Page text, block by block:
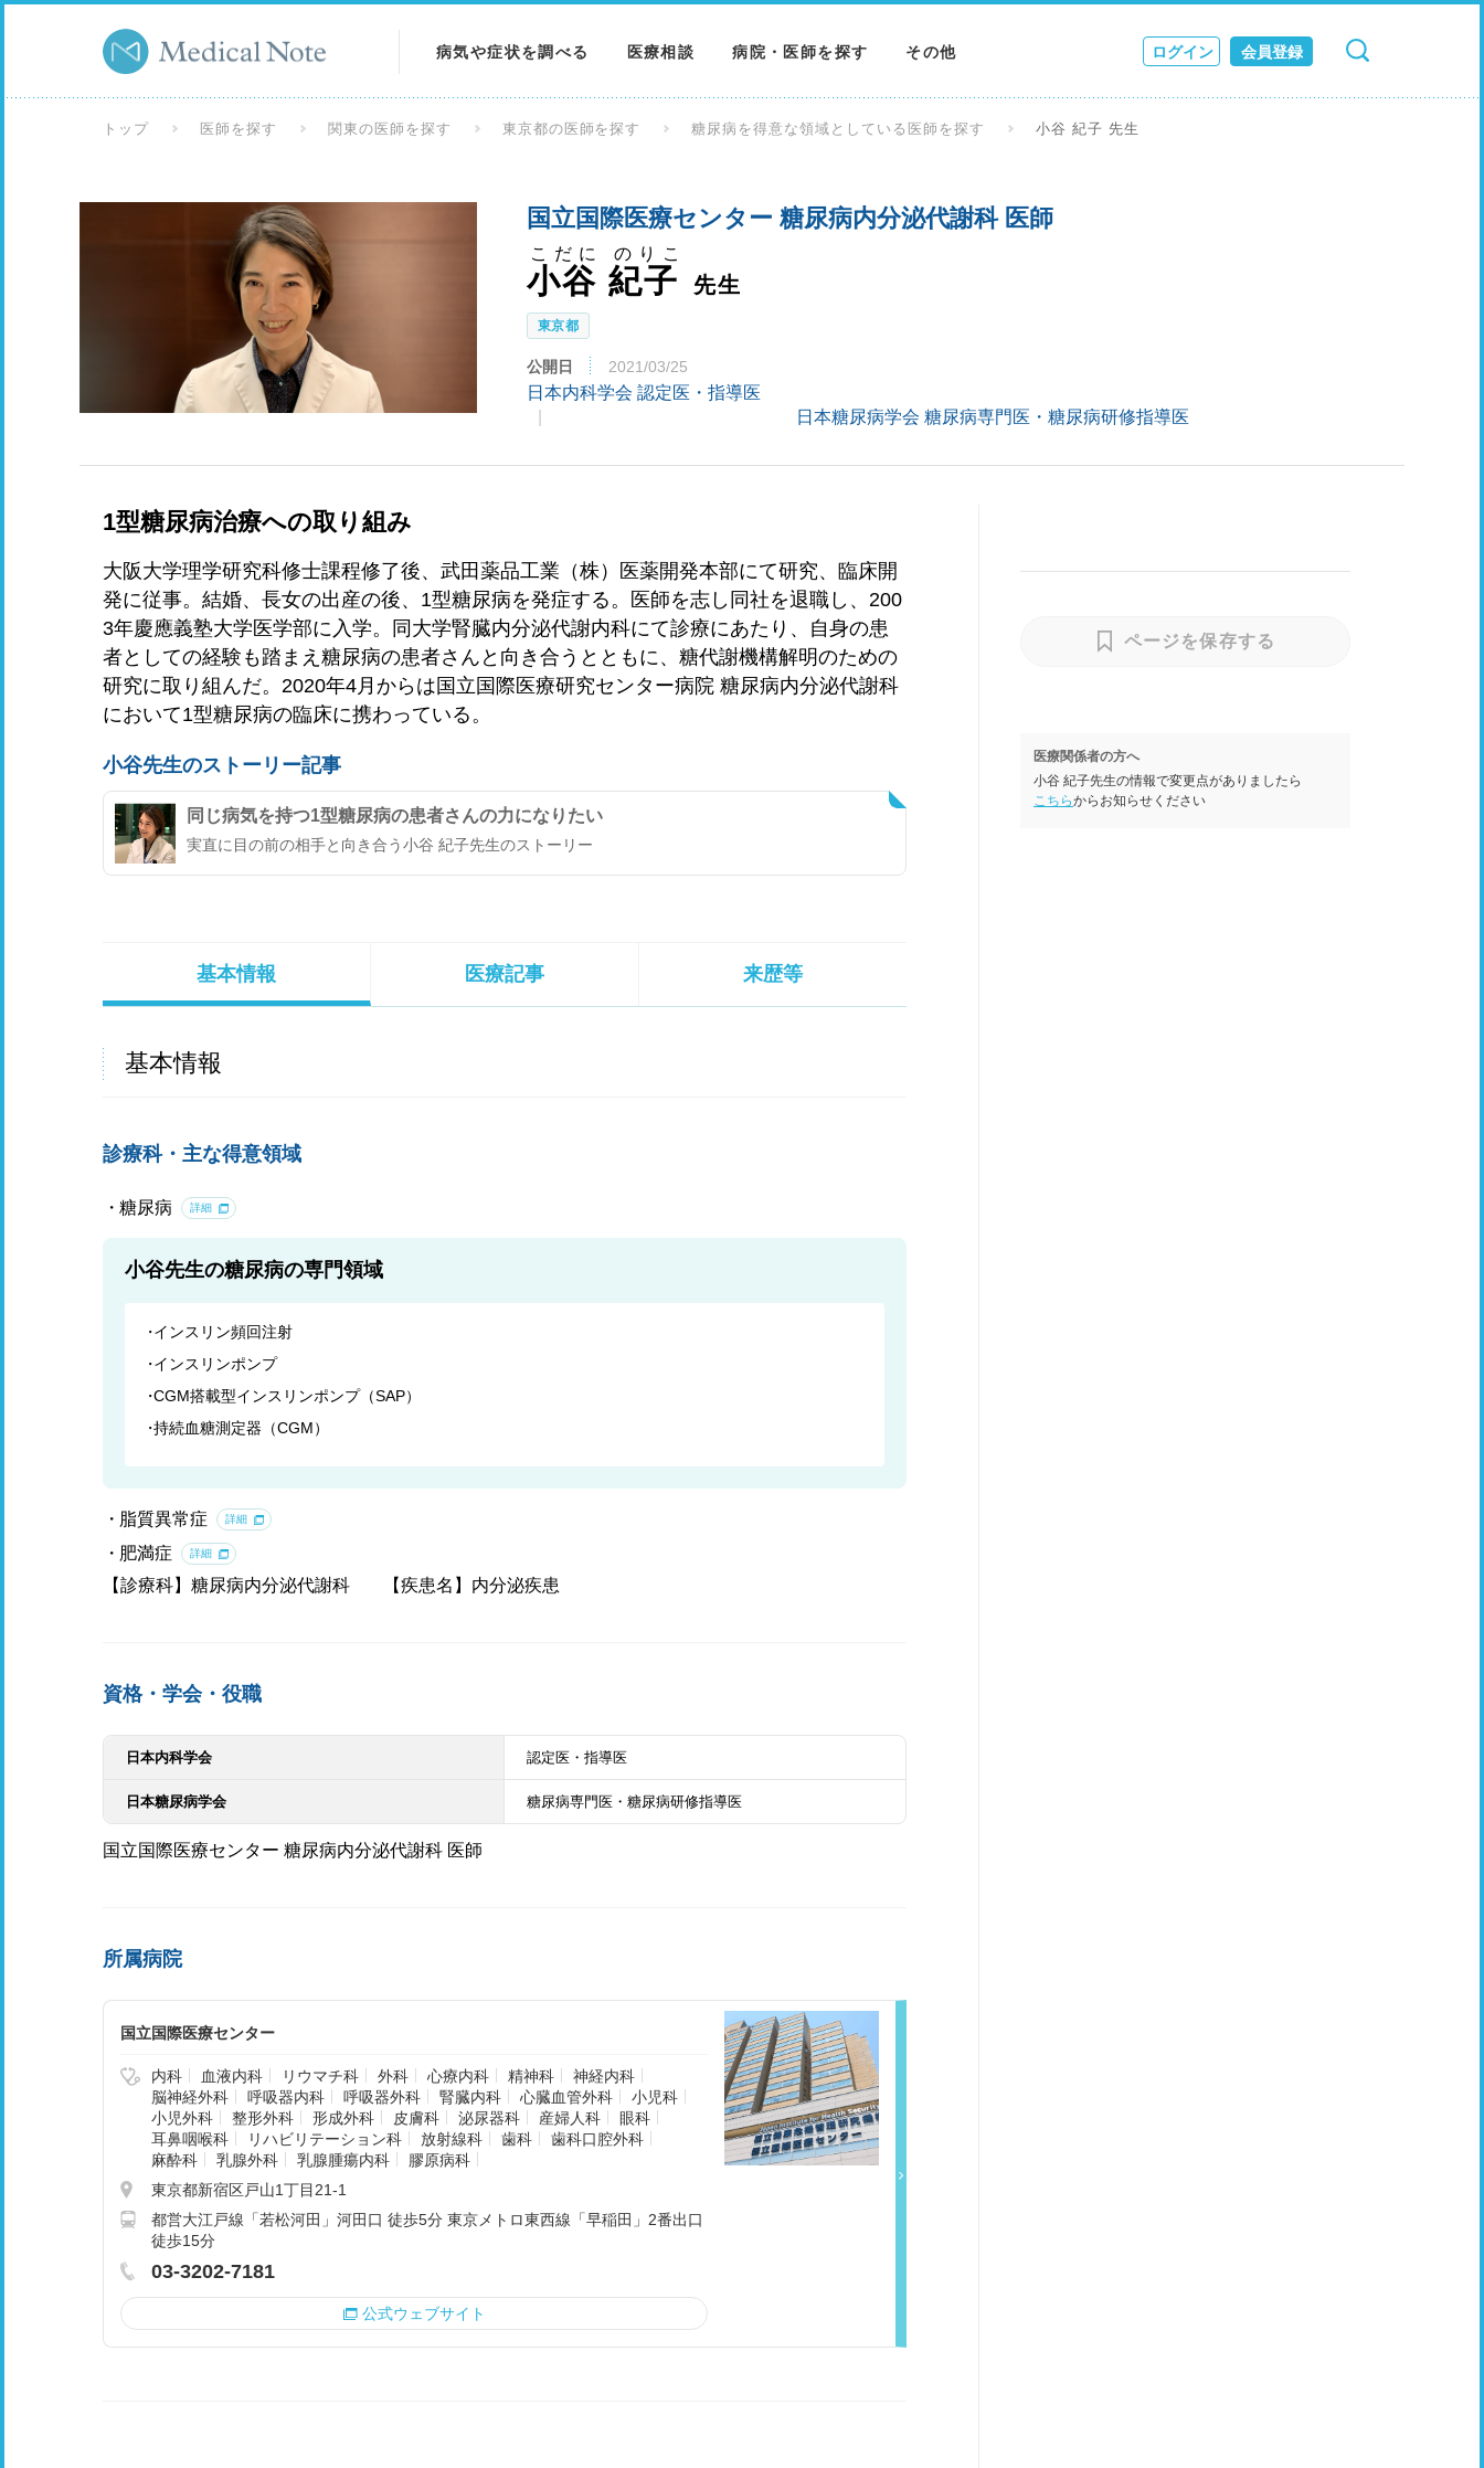
病気や症状を調べる
検査を調べる
医療相談 病院・医師を探す その他 ログイン 会員登録
検索 キャンセル
トップ 医師を探す 関東の医師を探す 東京都の医師を探す 糖尿病を得意な領域としている医師を探す 小谷 紀子 先生
国立国際医療センター 糖尿病内分泌代謝科 医師
小谷 紀子
こだに のりこ
先生
東京都
公開日 2021/03/25
日本内科学会 認定医・指導医
日本糖尿病学会 糖尿病専門医・糖尿病研修指導医
1型糖尿病治療への取り組み
大阪大学理学研究科修士課程修了後、武田薬品工業（株）医薬開発本部にて研究、臨床開
発に従事。結婚、長女の出産の後、1型糖尿病を発症する。医師を志し同社を退職し、200
3年慶應義塾大学医学部に入学。同大学腎臓内分泌代謝内科にて診療にあたり、自身の患
者としての経験も踏まえ糖尿病の患者さんと向き合うとともに、糖代謝機構解明のための
研究に取り組んだ。2020年4月からは国立国際医療研究センター病院 糖尿病内分泌代謝科
において1型糖尿病の臨床に携わっている。
小谷先生のストーリー記事
同じ病気を持つ1型糖尿病の患者さんの力になりたい
実直に目の前の相手と向き合う小谷 紀子先生のストーリー
基本情報 医療記事 来歴等
基本情報
診療科・主な得意領域
糖尿病 詳細
小谷先生の糖尿病の専門領域
インスリン頻回注射
インスリンポンプ
CGM搭載型インスリンポンプ（SAP）
持続血糖測定器（CGM）
脂質異常症 詳細
肥満症 詳細
【診療科】糖尿病内分泌代謝科 【疾患名】内分泌疾患
資格・学会・役職
日本内科学会 認定医・指導医
日本糖尿病学会 糖尿病専門医・糖尿病研修指導医
国立国際医療センター 糖尿病内分泌代謝科 医師
所属病院
国立国際医療センター
内科 血液内科 リウマチ科 外科 心療内科 精神科
神経内科
脳神経外科
呼吸器内科 呼吸器外科 腎臓内科 心臓血管外科
小児科
小児外科
整形外科 形成外科 皮膚科 泌尿器科 産婦人科
眼科
耳鼻咽喉科
リハビリテーション科 放射線科 歯科
歯科口腔外科
麻酔科
乳腺外科 乳腺腫瘍内科
膠原病科
東京都新宿区戸山1丁目21-1
都営大江戸線「若松河田」河田口 徒歩5分 東京メトロ東西線「早稲田」2番出口
徒歩15分
03-3202-7181
公式ウェブサイト
ページを保存する
医療関係者の方へ
小谷 紀子先生の情報で変更点がありましたら
こちらからお知らせください